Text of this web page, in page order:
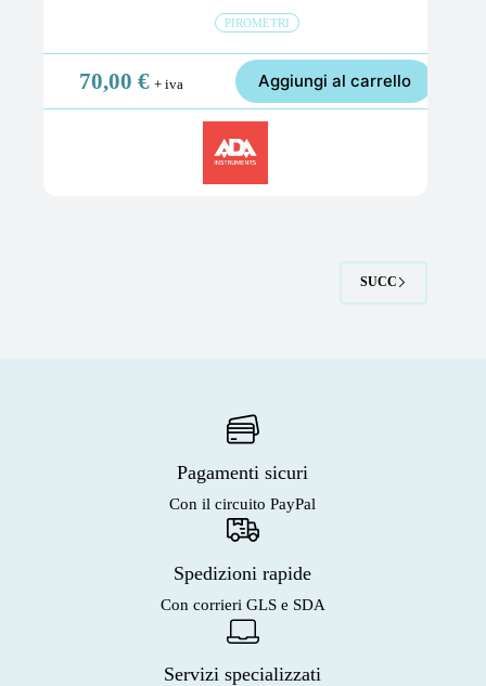
PIROMETRI
70,00€ + iva Aggiungi al carrello
SUCC
Pagamenti sicuri
Con il circuito PayPal
Spedizioni rapide
Con corrieri GLS e SDA
Servizi specializzati